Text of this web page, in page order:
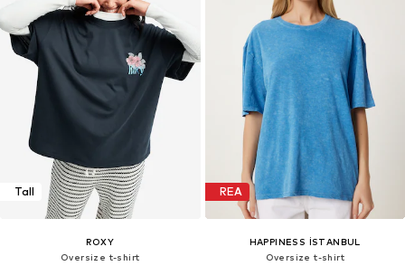
Tall
ROXY
Oversize t-shirt
REA
HAPPINESS İSTANBUL
Oversize t-shirt